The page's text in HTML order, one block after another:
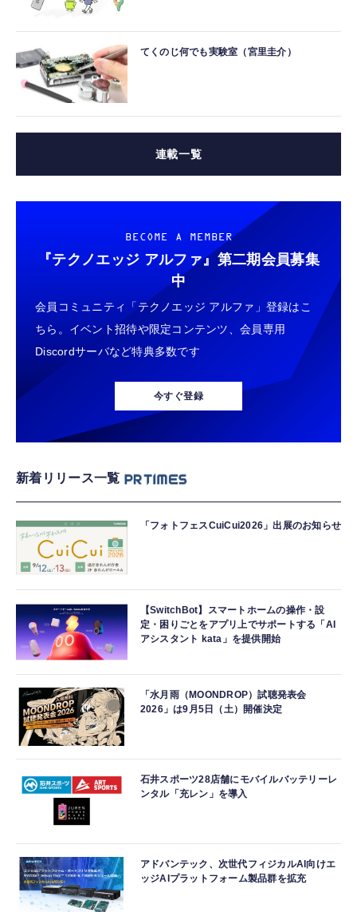
てくのじ何でも実験室（宮里圭介）
連載一覧
BECOME A MEMBER
『テクノエッジ アルファ』 第二期会員募集
中
会員コミュニティ「テクノエッジ アルファ」登録はこ
ちら。イベント招待や限定コンテンツ、会員専用
Discordサーバなど特典多数です
今すぐ登録
新着リリース一覧
「フォトフェスCuiCui2026」出展のお知らせ
【SwitchBot】スマートホームの操作・設
定・困りごとをアプリ上でサポートする「AI
アシスタント kata」を提供開始
「水月雨（MOONDROP）試聴発表会
2026」は9月5日（土）開催決定
石井スポーツ28店舗にモバイルバッテリーレ
ンタル「充レン」を導入
アドバンテック、次世代フィジカルAI向けエ
ッジAIプラットフォーム製品群を拡充